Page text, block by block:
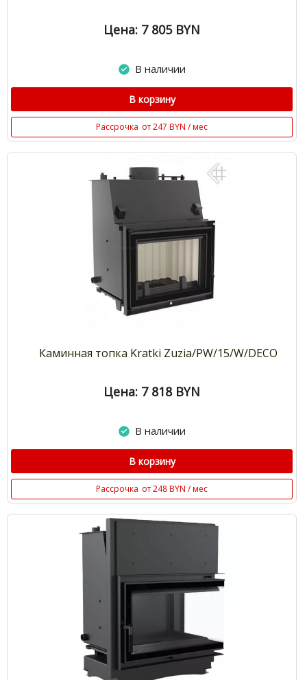
Цена: 7 805 BYN
В наличии
В корзину
Рассрочка от 247 BYN / мес
Каминная топка Kratki Zuzia/PW/15/W/DECO
Цена: 7 818 BYN
В наличии
В корзину
Рассрочка от 248 BYN / мес